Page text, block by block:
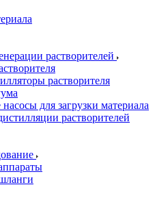
растворителей
растворителя
для загрузки материала
растворителей